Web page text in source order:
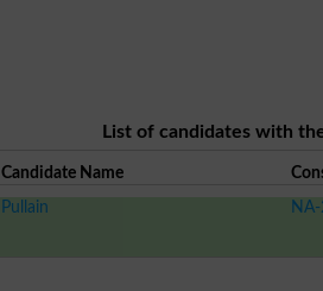
List of candidates with
Candidate Name
Pullain